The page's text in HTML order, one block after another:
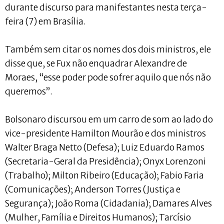
durante discurso para manifestantes nesta terça-
feira (7) em Brasília.
Também sem citar os nomes dos dois ministros, ele
disse que, se Fux não enquadrar Alexandre de
Moraes, “esse poder pode sofrer aquilo que nós não
queremos”.
Bolsonaro discursou em um carro de som ao lado do
vice-presidente Hamilton Mourão e dos ministros
Walter Braga Netto (Defesa); Luiz Eduardo Ramos
(Secretaria-Geral da Presidência); Onyx Lorenzoni
(Trabalho); Milton Ribeiro (Educação); Fabio Faria
(Comunicações); Anderson Torres (Justiça e
Segurança); João Roma (Cidadania); Damares Alves
(Mulher, Família e Direitos Humanos); Tarcísio